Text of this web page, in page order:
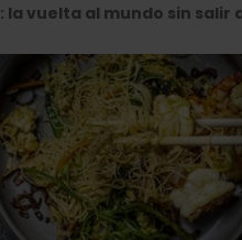
la vuelta al mundo sin salir